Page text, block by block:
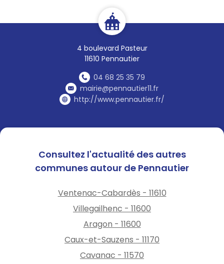
4 boulevard Pasteur
11610 Pennautier
04 68 25 35 79
mairie@pennautier11.fr
http://www.pennautier.fr/
zone météorologique est
classée enniveau de risque
par Météo-France. Le
niveau de risque journalier est
consultable sur la Carte du
risque incendie de
l'Aude :https://www.risque-
prevention-incendie.fr/aude/
Consultez l'actualité des autres
communes autour de Pennautier
Ventenac-Cabardès - 11610
Villegailhenc - 11600
Aragon - 11600
Caux-et-Sauzens - 11170
Cavanac - 11570